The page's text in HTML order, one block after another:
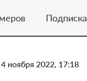
Подписка
4 ноября 2022, 17:18